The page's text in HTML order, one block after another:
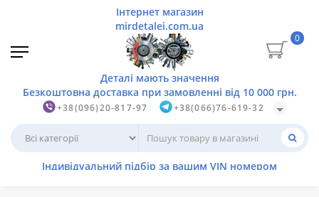
+38(096)20-817-97 +38(066)76-619-32
0